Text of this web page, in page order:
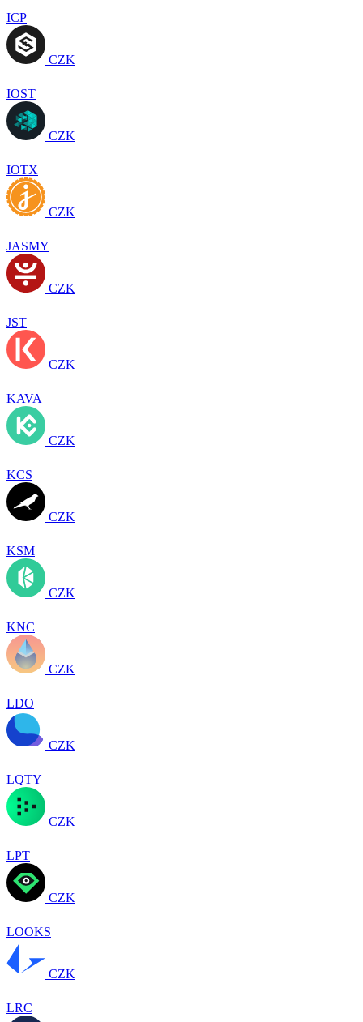
ICP
CZK
IOST
CZK
IOTX
CZK
JASMY
CZK
JST
CZK
KAVA
CZK
KCS
CZK
KSM
CZK
KNC
CZK
LDO
CZK
LQTY
CZK
LPT
CZK
LOOKS
CZK
LRC